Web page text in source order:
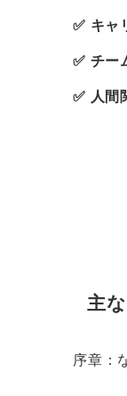
✅ キャ
✅ チー
✅ 人間
主
序章：